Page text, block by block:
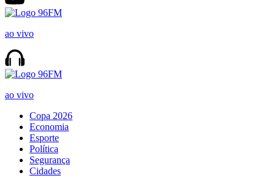
ao vivo
ao vivo
Copa 2026
Economia
Esporte
Política
Segurança
Cidades